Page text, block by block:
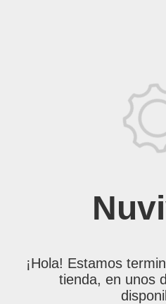
¡Hola! Estamos
tienda, en unos